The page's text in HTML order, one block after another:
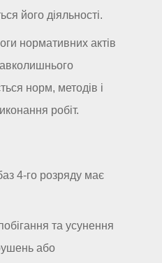
його діяльності.
нормативних актів
норм, методів і
робіт.
4-го розряду має
та усунення
або